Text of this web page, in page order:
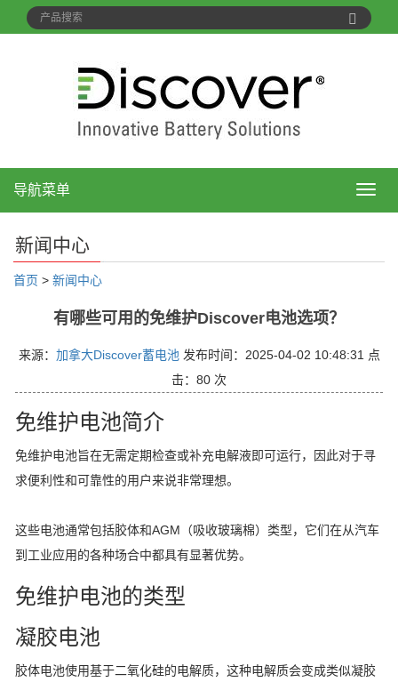
导
导航菜单
新闻中心
首页 > 新闻中心
有哪些可用的免维护Discover电池选项？
来源： 加拿大Discover蓄电池 发布时间：2025-04-02 10:48:31 点
击： 80 次
免维护电池简介
免维护电池旨在无需定期检查或补充电解液即可运行，因此对于寻
求便利性和可靠性的用户来说非常理想。
这些电池通常包括胶体和AGM（吸收玻璃棉）类型，它们在从汽车
到工业应用的各种场合中都具有显著优势。
免维护电池的类型
凝胶电池
胶体电池使用基于二氧化硅的电解质，这种电解质会变成类似凝胶